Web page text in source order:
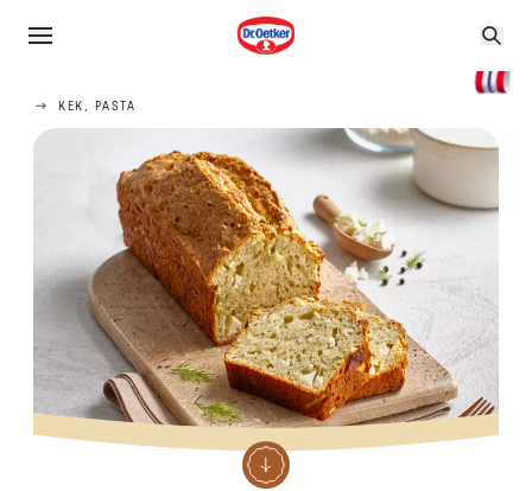
KEK, PASTA